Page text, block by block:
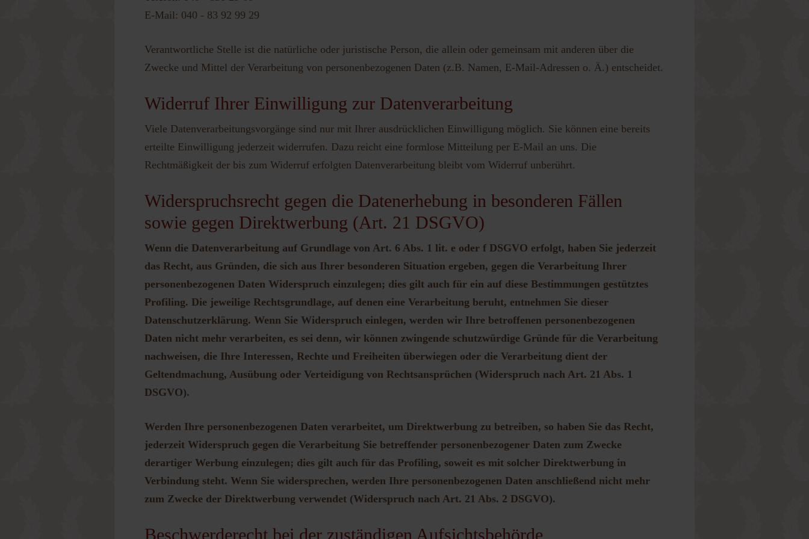
E-Mail: 040 - 83 92 99 29
Verantwortliche Stelle ist die natürliche oder juristische Person, die allein oder gemeinsam mit anderen über die
Zwecke und Mittel der Verarbeitung von personenbezogenen Daten (z.B. Namen, E-Mail-Adressen o. Ä.) entscheidet.
Widerruf Ihrer Einwilligung zur Datenverarbeitung
Viele Datenverarbeitungsvorgänge sind nur mit Ihrer ausdrücklichen Einwilligung möglich. Sie können eine bereits
erteilte Einwilligung jederzeit widerrufen. Dazu reicht eine formlose Mitteilung per E-Mail an uns. Die
Rechtmäßigkeit der bis zum Widerruf erfolgten Datenverarbeitung bleibt vom Widerruf unberührt.
Widerspruchsrecht gegen die Datenerhebung in besonderen Fällen
sowie gegen Direktwerbung (Art. 21 DSGVO)
Wenn die Datenverarbeitung auf Grundlage von Art. 6 Abs. 1 lit. e oder f DSGVO erfolgt, haben Sie jederzeit
das Recht, aus Gründen, die sich aus Ihrer besonderen Situation ergeben, gegen die Verarbeitung Ihrer
personenbezogenen Daten Widerspruch einzulegen; dies gilt auch für ein auf diese Bestimmungen gestütztes
Profiling. Die jeweilige Rechtsgrundlage, auf denen eine Verarbeitung beruht, entnehmen Sie dieser
Datenschutzerklärung. Wenn Sie Widerspruch einlegen, werden wir Ihre betroffenen personenbezogenen
Daten nicht mehr verarbeiten, es sei denn, wir können zwingende schutzwürdige Gründe für die Verarbeitung
nachweisen, die Ihre Interessen, Rechte und Freiheiten überwiegen oder die Verarbeitung dient der
Geltendmachung, Ausübung oder Verteidigung von Rechtsansprüchen (Widerspruch nach Art. 21 Abs. 1
DSGVO).
Werden Ihre personenbezogenen Daten verarbeitet, um Direktwerbung zu betreiben, so haben Sie das Recht,
jederzeit Widerspruch gegen die Verarbeitung Sie betreffender personenbezogener Daten zum Zwecke
derartiger Werbung einzulegen; dies gilt auch für das Profiling, soweit es mit solcher Direktwerbung in
Verbindung steht. Wenn Sie widersprechen, werden Ihre personenbezogenen Daten anschließend nicht mehr
zum Zwecke der Direktwerbung verwendet (Widerspruch nach Art. 21 Abs. 2 DSGVO).
Beschwerderecht bei der zuständigen Aufsichtsbehörde